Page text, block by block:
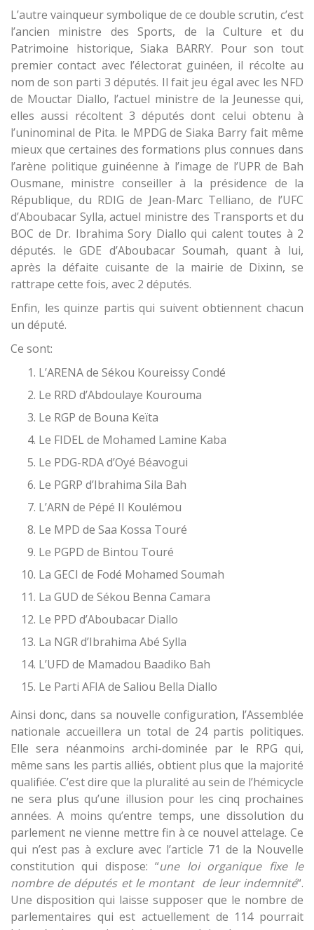
L’autre vainqueur symbolique de ce double scrutin, c’est
l’ancien ministre des Sports, de la Culture et du
Patrimoine historique, Siaka BARRY. Pour son tout
premier contact avec l’électorat guinéen, il récolte au
nom de son parti 3 députés. Il fait jeu égal avec les NFD
de Mouctar Diallo, l’actuel ministre de la Jeunesse qui,
elles aussi récoltent 3 députés dont celui obtenu à
l’uninominal de Pita. le MPDG de Siaka Barry fait même
mieux que certaines des formations plus connues dans
l’arène politique guinéenne à l’image de l’UPR de Bah
Ousmane, ministre conseiller à la présidence de la
République, du RDIG de Jean-Marc Telliano, de l’UFC
d’Aboubacar Sylla, actuel ministre des Transports et du
BOC de Dr. Ibrahima Sory Diallo qui calent toutes à 2
députés. le GDE d’Aboubacar Soumah, quant à lui,
après la défaite cuisante de la mairie de Dixinn, se
rattrape cette fois, avec 2 députés.
Enfin, les quinze partis qui suivent obtiennent chacun
un député.
Ce sont:
L’ARENA de Sékou Koureissy Condé
Le RRD d’Abdoulaye Kourouma
Le RGP de Bouna Keïta
Le FIDEL de Mohamed Lamine Kaba
Le PDG-RDA d’Oyé Béavogui
Le PGRP d’Ibrahima Sila Bah
L’ARN de Pépé II Koulémou
Le MPD de Saa Kossa Touré
Le PGPD de Bintou Touré
La GECI de Fodé Mohamed Soumah
La GUD de Sékou Benna Camara
Le PPD d’Aboubacar Diallo
La NGR d’Ibrahima Abé Sylla
L’UFD de Mamadou Baadiko Bah
Le Parti AFIA de Saliou Bella Diallo
Ainsi donc, dans sa nouvelle configuration, l’Assemblée
nationale accueillera un total de 24 partis politiques.
Elle sera néanmoins archi-dominée par le RPG qui,
même sans les partis alliés, obtient plus que la majorité
qualifiée. C’est dire que la pluralité au sein de l’hémicycle
ne sera plus qu’une illusion pour les cinq prochaines
années. A moins qu’entre temps, une dissolution du
parlement ne vienne mettre fin à ce nouvel attelage. Ce
qui n’est pas à exclure avec l’article 71 de la Nouvelle
constitution qui dispose: “une loi organique fixe le
nombre de députés et le montant de leur indemnité“.
Une disposition qui laisse supposer que le nombre de
parlementaires qui est actuellement de 114 pourrait